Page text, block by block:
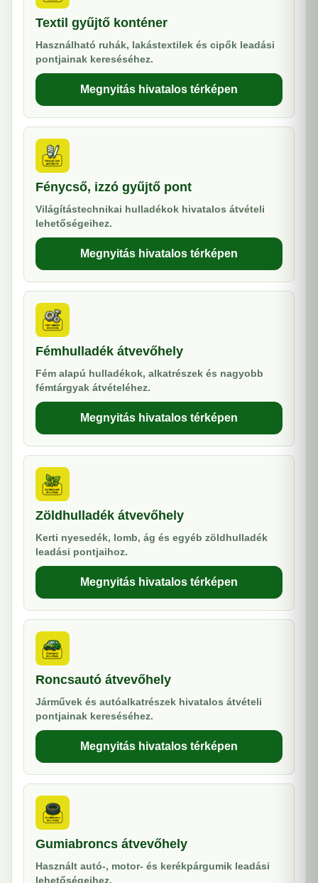
Textil gyűjtő konténer
Használható ruhák, lakástextilek és cipők leadási
pontjainak kereséséhez.
Megnyitás hivatalos térképen
Fénycső, izzó gyűjtő pont
Világítástechnikai hulladékok hivatalos átvételi
lehetőségeihez.
Megnyitás hivatalos térképen
Fémhulladék átvevőhely
Fém alapú hulladékok, alkatrészek és nagyobb
fémtárgyak átvételéhez.
Megnyitás hivatalos térképen
Zöldhulladék átvevőhely
Kerti nyesedék, lomb, ág és egyéb zöldhulladék
leadási pontjaihoz.
Megnyitás hivatalos térképen
Roncsautó átvevőhely
Járművek és autóalkatrészek hivatalos átvételi
pontjainak kereséséhez.
Megnyitás hivatalos térképen
Gumiabroncs átvevőhely
Használt autó-, motor- és kerékpárgumik leadási
lehetőségeihez.